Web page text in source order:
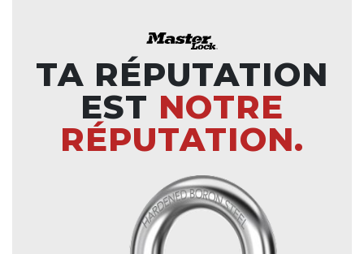
TA RÉPUTATION
EST NOTRE
RÉPUTATION.